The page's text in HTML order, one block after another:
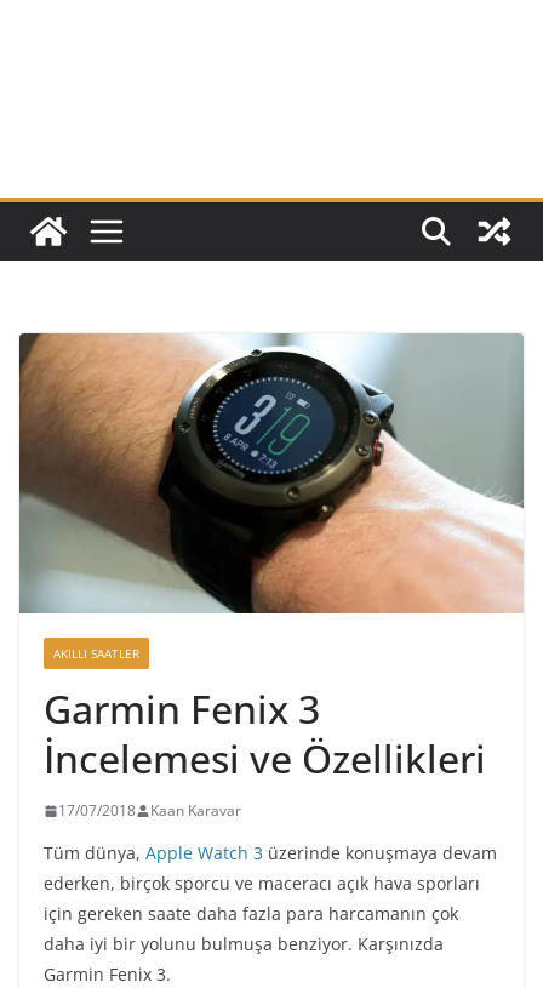
AKILLI SAATLER
Garmin Fenix 3
İncelemesi ve Özellikleri
17/07/2018 Kaan Karavar
Tüm dünya, Apple Watch 3 üzerinde konuşmaya devam
ederken, birçok sporcu ve maceracı açık hava sporları
için gereken saate daha fazla para harcamanın çok
daha iyi bir yolunu bulmuşa benziyor. Karşınızda
Garmin Fenix 3.